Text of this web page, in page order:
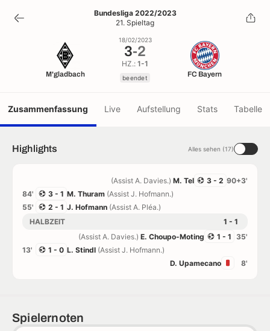
3-2
beendet
Bundesliga 2022/2023
21. Spieltag
M'gladbach
18/02/2023
3-2
HZ.: 1-1
beendet FC Bayern
Zusammenfassung Live Aufstellung Stats Tabelle
Highlights Alles sehen (17)
90+3'
3 - 2
(Assist A. Davies.) M. Tel
84'
3 - 1 M. Thuram (Assist J. Hofmann.)
55'
2 - 1 J. Hofmann (Assist A. Pléa.)
HALBZEIT
1 - 1
35'
1 - 1
(Assist A. Davies.) E. Choupo-Moting
13'
1 - 0 L. Stindl (Assist J. Hofmann.)
8'
D. Upamecano
Spielernoten